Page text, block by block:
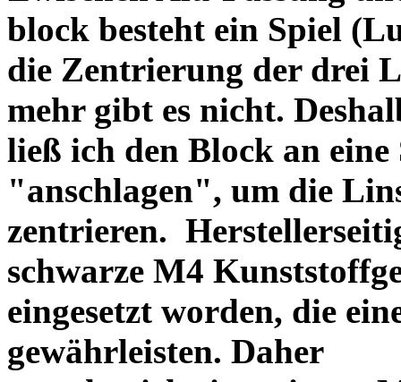
block besteht ein Spiel
die Zentrierung der drei
mehr gibt es nicht.
ließ ich den Block an eine
"anschlagen", um die
zentrieren.
schwarze M4
eingesetzt worden, die
gewährleisten. Daher